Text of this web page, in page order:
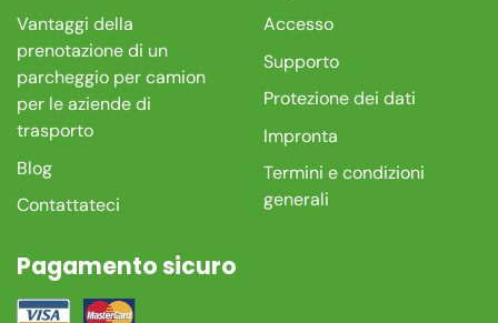
Vantaggi della
prenotazione di un
parcheggio per camion
per le aziende di
trasporto
Blog
Contattateci
Accesso
Supporto
Protezione dei dati
Impronta
Termini e condizioni
generali
Pagamento sicuro